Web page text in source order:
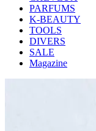
PARFUMS
K-BEAUTY
TOOLS
DIVERS
SALE
Magazine